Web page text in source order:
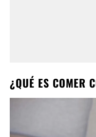
¿QUÉ ES COMER